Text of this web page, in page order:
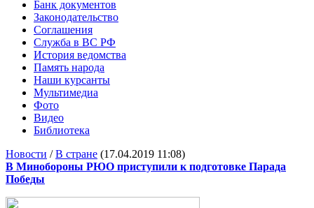
Банк документов
Законодательство
Соглашения
Служба в ВС РФ
История ведомства
Память народа
Наши курсанты
Мультимедиа
Фото
Видео
Библиотека
Новости /В стране (17.04.2019 11:08)
В Минобороны РЮО приступили к подготовке Парада
Победы